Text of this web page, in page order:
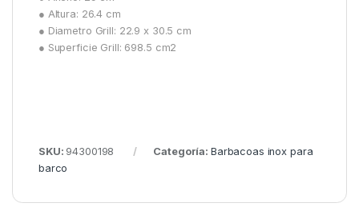
● Altura: 26.4 cm
● Diametro Grill: 22.9 x 30.5 cm
● Superficie Grill: 698.5 cm2
SKU: 94300198 Categoría: Barbacoas inox para
barco